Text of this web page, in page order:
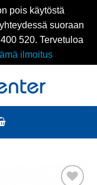
pois käytöstä
suoraan
520. Tervetuloa
ilmoitus